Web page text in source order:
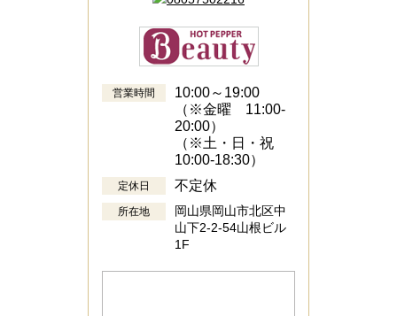
営業時間
10:00～19:00
（※金曜 11:00-
20:00）
（※土・日・祝
10:00-18:30）
定休日 不定休
所在地
岡山県岡山市北区中
山下2-2-54山根ビル
1F